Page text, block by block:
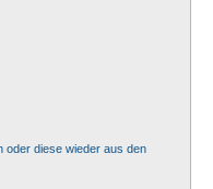
oder diese wieder aus den